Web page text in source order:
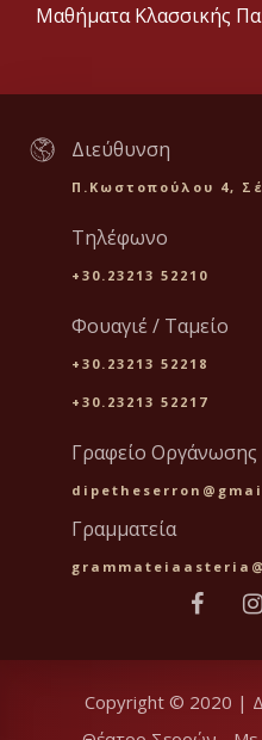
Μαθήματα Κλασσικής
Διεύθυνση
Π.Κωστοπούλου 4,
Τηλέφωνο
+30.23213 52210
Φουαγιέ / Ταμείο
+30.23213 52218
+30.23213 52217
Γραφείο
Γραμματεία
Copyright © 2020 |